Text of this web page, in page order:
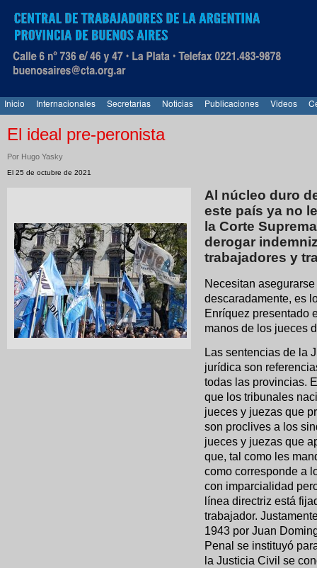
Inicio Internacionales Secretarias Noticias Publicaciones Videos
El ideal pre-peronista
Por Hugo Yasky
El 25 de octubre de 2021
Al núcleo duro
este país ya no
la Corte
derogar
trabajadores y
Necesitan
descaradamente, es
Enríquez presentado
manos de los jueces
Las sentencias de la
jurídica son
todas las provincias.
que los tribunales
jueces y juezas que
son proclives a los
jueces y juezas que
que, tal como les
como corresponde a
con imparcialidad
línea directriz está
trabajador.
1943 por Juan
Penal se instituyó
la Justicia Civil se